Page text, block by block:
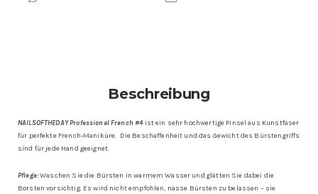
Beschreibung
NAILSOFTHEDAY Professional French #4ist ein sehr hochwertige Pinsel aus Kunstfaser
für perfekte French-Maniküre. Die Beschaffenheit und das Gewicht des Bürstengriffs
sind für jede Hand geeignet.
Pflege:Waschen Sie die Bürsten in warmem Wasser und glätten Sie dabei die
Borsten vorsichtig. Es wird nicht empfohlen, nasse Bürsten zu belassen – sie